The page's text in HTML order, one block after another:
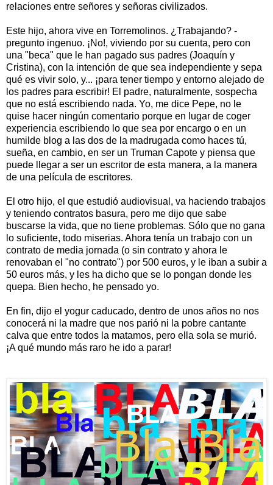
relaciones entre señores y señoras civilizados.
Este hijo, ahora vive en Torremolinos. ¿Trabajando? -
pregunto ingenuo. ¡No!, viviendo por su cuenta, pero con
una "beca" que le han pagado sus padres (Joaquín y
Cristina), con la intención de que sea independiente y sepa
qué es vivir solo, y... ¡para tener tiempo y entorno alejado de
los padres para escribir! El padre, naturalmente, sospecha
que no está escribiendo nada. Yo, me dice Pepe, no le
quise hacer ningún comentario porque en lugar de coger
experiencia escribiendo lo que sea por encargo o en un
humilde blog a las dos de la madrugada como haces tú,
sueña, en cambio, en ser un Truman Capote y piensa que
puede llegar a ser un escritor de esta manera, a la manera
de una película de escritores.
El otro hijo, el que estudió audiovisual, va haciendo trabajos
y teniendo contratos basura, pero me dijo que sabe
buscarse la vida, que no tiene problemas. Sólo que no gana
lo suficiente, todo miserias. Ahora tenía un trabajo con un
contrato de media jornada (o sin contrato y ahora le
renovaban el "no contrato") por 500 euros, y le iban a subir a
50 euros más, y les ha dicho que se lo pongan donde les
quepa. Bien hecho, he pensado yo.
En fin, dijo el yogur caducado, dentro de unos años no nos
conocerá ni la madre que nos parió ni la pobre cantante
calva que entre todos la matamos, pero ella sola se murió.
¡A qué mundo más raro he ido a parar!